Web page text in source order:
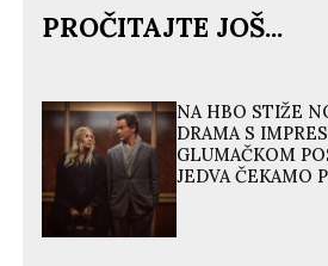
PROČITAJTE JOŠ...
NA HBO STIŽE
DRAMA S
GLUMAČKOM
JEDVA ČEKAMO